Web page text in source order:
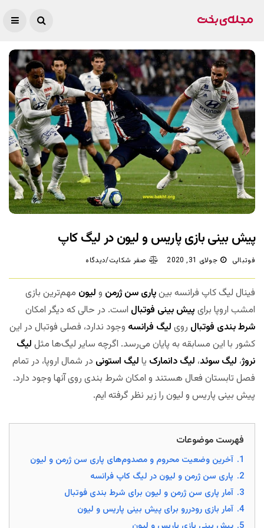
پیش بینی بازی پاریس و لیون در لیگ کاپ
فوتبالی جولای 31, 2020 صفر شکایت/دیدگاه
فینال لیگ کاپ فرانسه بینپاری سن ژرمن و لیون مهم‌ترین بازی
امشب اروپا برای پیش بینی فوتبال است. در حالی که دیگر امکان
شرط بندی فوتبال روی لیگ فرانسه وجود ندارد، فصلی فوتبال در این
کشور با این مسابقه به پایان می‌رسد. اگرچه سایر لیگ‌ها مثل لیگ
نروژ، لیگ سوئد، لیگ دانمارک یا لیگ استونی در شمال اروپا، در تمام
فصل تابستان فعال هستند و امکان شرط بندی روی آنها وجود دارد.
پیش بینی پاریس و لیون را زیر نظر گرفته ایم.
فهرست موضوعات
1. آخرین وضعیت محروم و مصدوم‌های پاری سن ژرمن و لیون
2. پاری سن ژرمن و لیون در لیگ کاپ فرانسه
3. آمار پاری سن ژرمن و لیون برای شرط بندی فوتبال
4. آمار بازی رودررو برای پیش بینی پاریس و لیون